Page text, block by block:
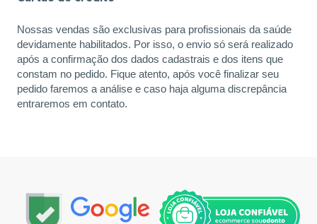
Nossas vendas são exclusivas para profissionais da saúde
devidamente habilitados. Por isso, o envio só será realizado
após a confirmação dos dados cadastrais e dos itens que
constam no pedido. Fique atento, após você finalizar seu
pedido faremos a análise e caso haja alguma discrepância
entraremos em contato.